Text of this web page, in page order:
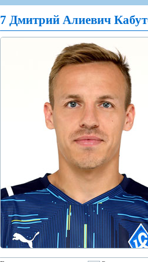
Игроки
Тренерско-административный
Руководство
Фонд поддержки
Контакты
Солидарность Самара Арена
Закупки
Вакансии
Документы
РПЛ
Календарь
Таблица
Шахматка
Статистика состава
FONBET Кубок России
Матчи
Молодежная команда
Календарь
Таблица
Шахматка
Статистика состава
Крылья Советов-2
Календарь
Таблица
Шахматка
Чемпионат
Кубок СССР
Чемпионат
Кубок России
Лига Европы
Кубок
Молодежное
Кубок
Кубок ФНЛ
Игроки
Ветераны
Стадион
7 Дмитрий Алиевич